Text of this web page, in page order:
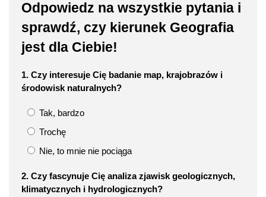
Odpowiedz na wszystkie pytania i
sprawdź, czy kierunek Geografia
jest dla Ciebie!
1. Czy interesuje Cię badanie map, krajobrazów i
środowisk naturalnych?
Tak, bardzo
Trochę
Nie, to mnie nie pociąga
2. Czy fascynuje Cię analiza zjawisk geologicznych,
klimatycznych i hydrologicznych?